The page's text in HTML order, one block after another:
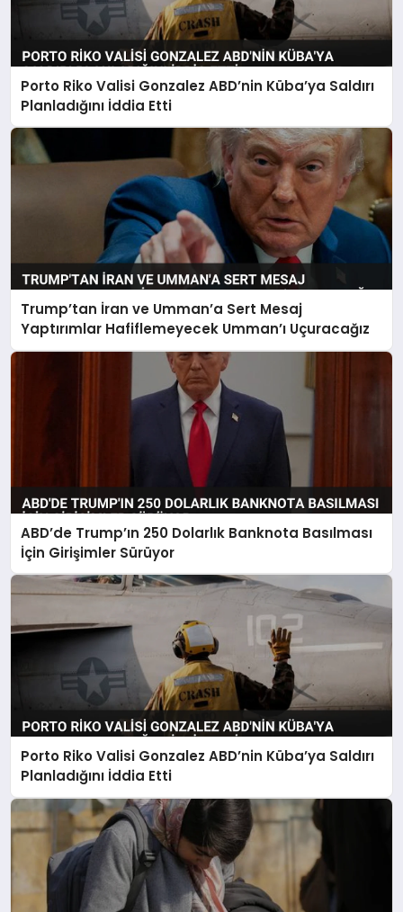
Porto Riko Valisi Gonzalez ABD’nin Küba’ya Saldırı
Planladığını İddia Etti
Trump’tan İran ve Umman’a Sert Mesaj
Yaptırımlar Hafiflemeyecek Umman’ı Uçuracağız
ABD’de Trump’ın 250 Dolarlık Banknota Basılması
İçin Girişimler Sürüyor
Porto Riko Valisi Gonzalez ABD’nin Küba’ya Saldırı
Planladığını İddia Etti